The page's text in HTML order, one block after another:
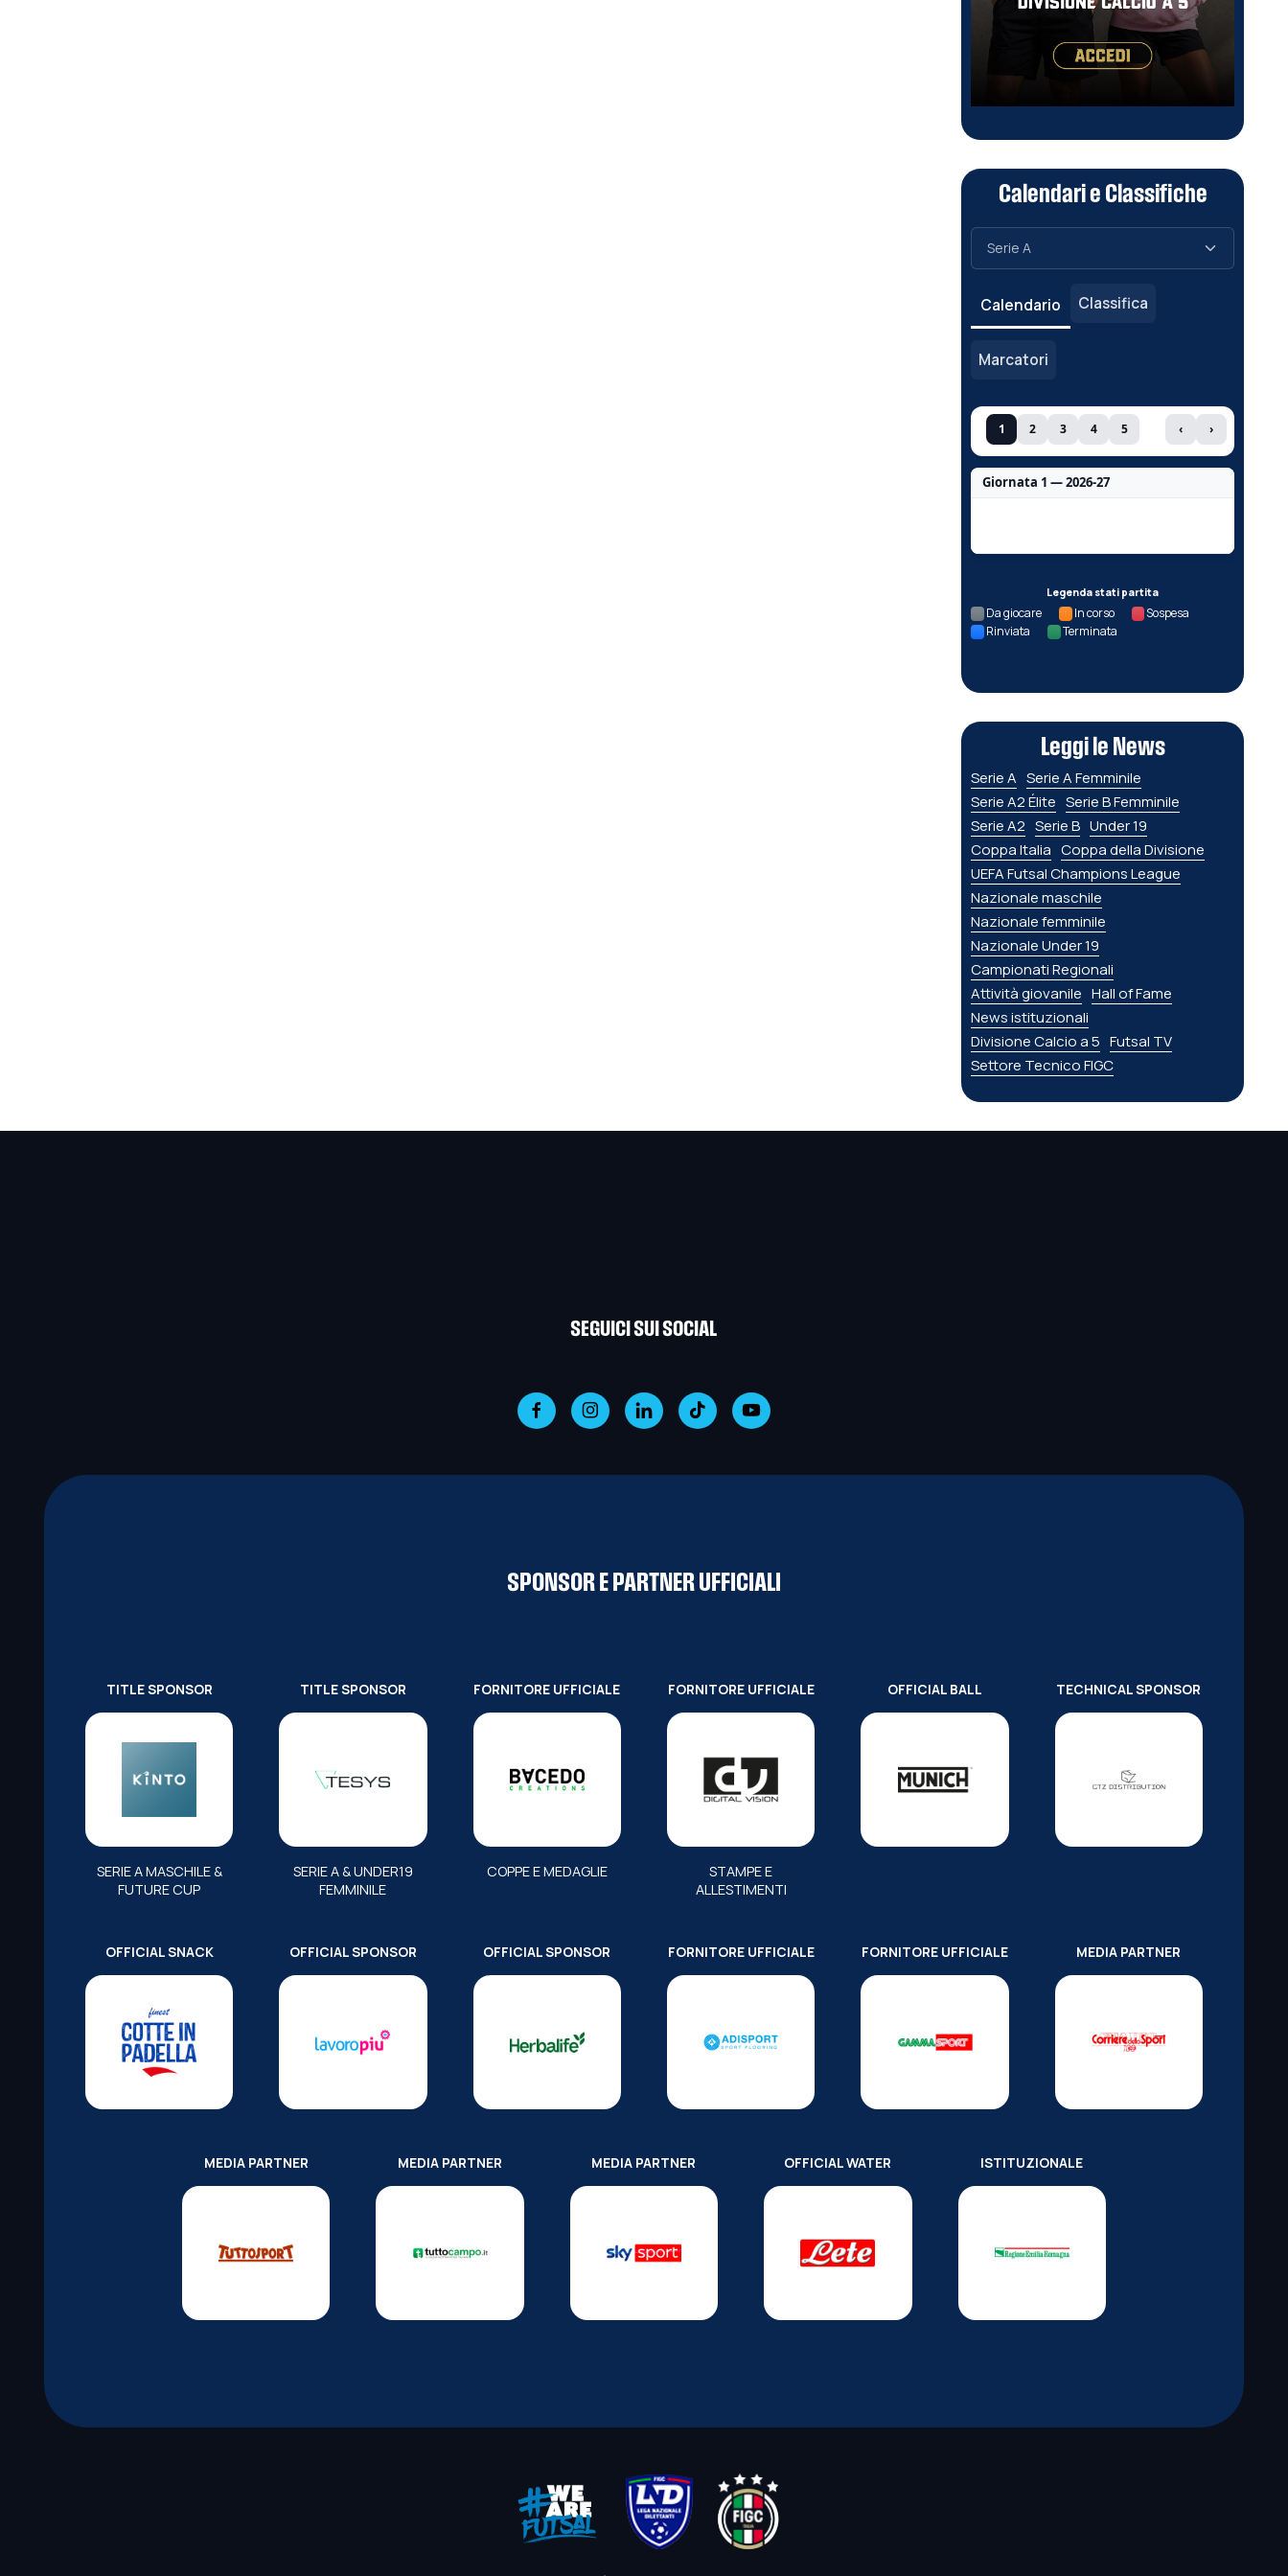
Calendari e Classifiche
Calendario Classifica
Marcatori
1 2 3 4 5 ‹ ›
Giornata 1 — 2026-27
Legenda stati partita
Da giocare In corso
Sospesa
Rinviata
Terminata
Leggi le News
Serie A Serie A Femminile
Serie A2 Élite Serie B Femminile
Serie A2 Serie B Under 19
Coppa Italia Coppa della Divisione
UEFA Futsal Champions League
Nazionale maschile
Nazionale femminile
Nazionale Under 19
Campionati Regionali
Attività giovanile Hall of Fame
News istituzionali
Divisione Calcio a 5 Futsal TV
Settore Tecnico FIGC
SEGUICI SUI SOCIAL
SPONSOR E PARTNER UFFICIALI
TITLE SPONSOR
SERIE A MASCHILE &
FUTURE CUP
TITLE SPONSOR
SERIE A & UNDER19
FEMMINILE
FORNITORE UFFICIALE
COPPE E MEDAGLIE
FORNITORE UFFICIALE
STAMPE E
ALLESTIMENTI
OFFICIAL BALL TECHNICAL SPONSOR
OFFICIAL SNACK OFFICIAL SPONSOR OFFICIAL SPONSOR FORNITORE UFFICIALE FORNITORE UFFICIALE MEDIA PARTNER
MEDIA PARTNER MEDIA PARTNER MEDIA PARTNER OFFICIAL WATER ISTITUZIONALE